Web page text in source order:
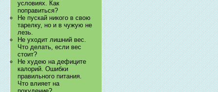
условиях. Как
поправиться?
Не пускай никого в свою
тарелку, но и в чужую не
лезь.
Не уходит лишний вес.
Что делать, если вес
стоит?
Не худею на дефиците
калорий. Ошибки
правильного питания.
Что влияет на